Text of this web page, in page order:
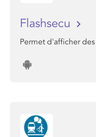
Flashsecu
Permet d'afficher